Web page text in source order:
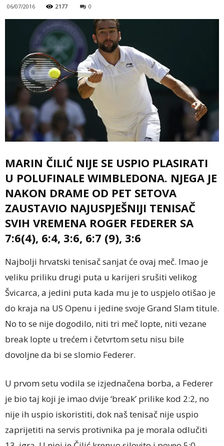
06/07/2016 2177 0
MARIN ČILIĆ NIJE SE USPIO PLASIRATI
U POLUFINALE WIMBLEDONA. NJEGA JE
NAKON DRAME OD PET SETOVA
ZAUSTAVIO NAJUSPJEŠNIJI TENISAČ
SVIH VREMENA ROGER FEDERER SA
7:6(4), 6:4, 3:6, 6:7 (9), 3:6
Najbolji hrvatski tenisač sanjat će ovaj meč. Imao je
veliku priliku drugi puta u karijeri srušiti velikog
Švicarca, a jedini puta kada mu je to uspjelo otišao je
do kraja na US Openu i jedine svoje Grand Slam titule.
No to se nije dogodilo, niti tri meč lopte, niti vezane
break lopte u trećem i četvrtom setu nisu bile
dovoljne da bi se slomio Federer.
U prvom setu vodila se izjednačena borba, a Federer
je bio taj koji je imao dvije ‘break’ prilike kod 2:2, no
nije ih uspio iskoristiti, dok naš tenisač nije uspio
zaprijetiti na servis protivnika pa je morala odlučiti